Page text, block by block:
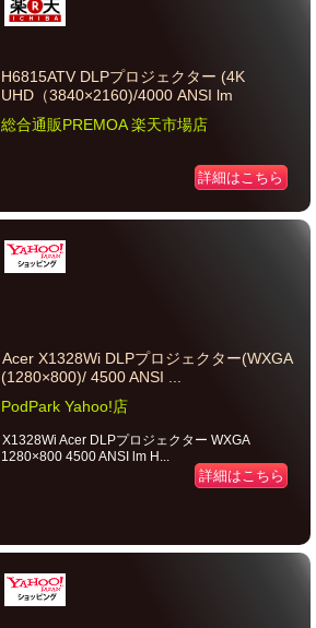
H6815ATV DLPプロジェクター (4K
UHD（3840×2160)/4000 ANSI lm
総合通販PREMOA 楽天市場店
詳細はこちら
Acer X1328Wi DLPプロジェクター(WXGA
(1280×800)/ 4500 ANSI ...
PodPark Yahoo!店
X1328Wi Acer DLPプロジェクター WXGA
1280×800 4500 ANSI lm H...
詳細はこちら